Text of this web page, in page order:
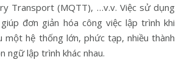
Transport (MQTT), …v.v. Việc sử dụng
đơn giản hóa công việc lập trình khi
một hệ thống lớn, phức tạp, nhiều thành
ngữ lập trình khác nhau.